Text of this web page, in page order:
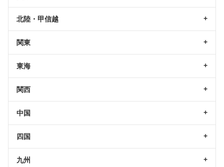
北陸・甲信越
関東
東海
関西
中国
四国
九州